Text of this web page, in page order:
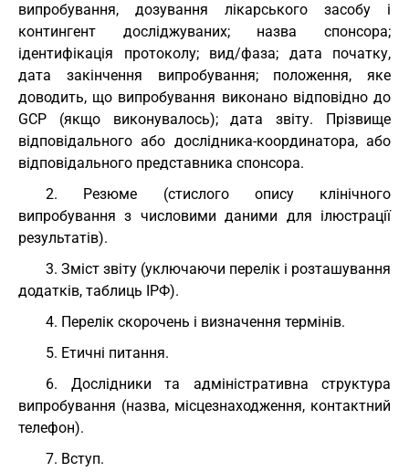
випробування, дозування лікарського засобу і
контингент досліджуваних; назва спонсора;
ідентифікація протоколу; вид/фаза; дата початку,
дата закінчення випробування; положення, яке
доводить, що випробування виконано відповідно до
GCP (якщо виконувалось); дата звіту. Прізвище
відповідального або дослідника-координатора, або
відповідального представника спонсора.
2. Резюме (стислого опису клінічного
випробування з числовими даними для ілюстрації
результатів).
3. Зміст звіту (уключаючи перелік і розташування
додатків, таблиць ІРФ).
4. Перелік скорочень і визначення термінів.
5. Етичні питання.
6. Дослідники та адміністративна структура
випробування (назва, місцезнаходження, контактний
телефон).
7. Вступ.